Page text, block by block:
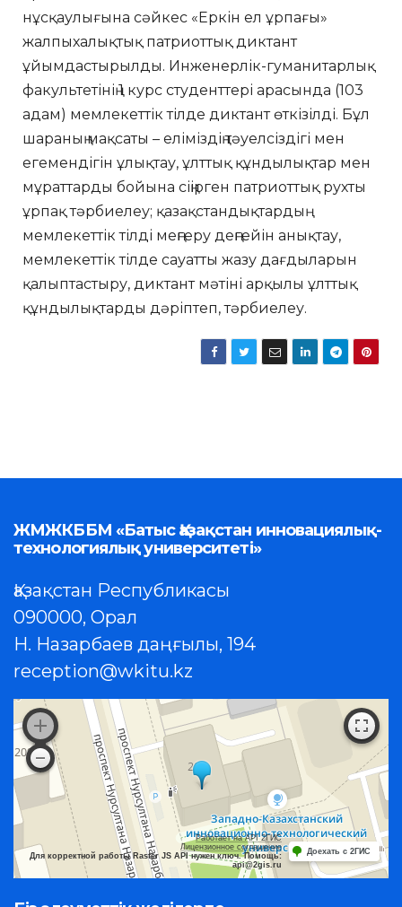
нұсқаулығына сәйкес «Еркін ел ұрпағы»
жалпыхалықтық патриоттық диктант
ұйымдастырылды. Инженерлік-гуманитарлық
факультетінің 1 курс студенттері арасында (103
адам) мемлекеттік тілде диктант өткізілді. Бұл
шараның мақсаты – еліміздің тәуелсіздігі мен
егемендігін ұлықтау, ұлттық құндылықтар мен
мұраттарды бойына сіңірген патриоттық рухты
ұрпақ тәрбиелеу; қазақстандықтардың
мемлекеттік тілді меңгеру деңгейін анықтау,
мемлекеттік тілде сауатты жазу дағдыларын
қалыптастыру, диктант мәтіні арқылы ұлттық
құндылықтарды дәріптеп, тәрбиелеу.
ЖМЖКББМ «Батыс Қазақстан инновациялық-
технологиялық университеті»
Қазақстан Республикасы
090000, Орал
Н. Назарбаев даңғылы, 194
reception@wkitu.kz
Работает на API 2ГИС
Лицензионное соглашение
Для корректной работы Raster JS API нужен ключ. Помощь:
api@2gis.ru
Доехать с 2ГИС